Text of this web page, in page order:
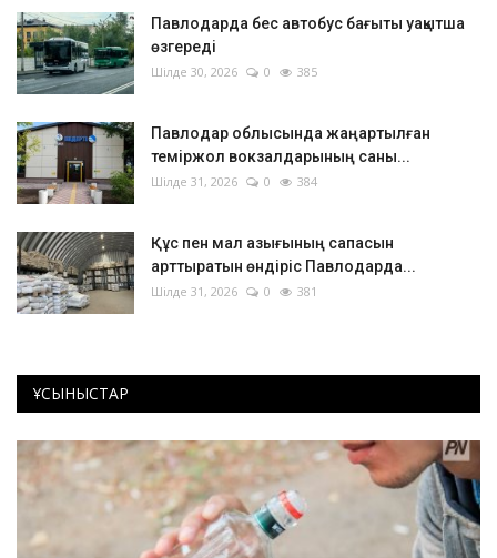
Павлодарда бес автобус бағыты уақытша
өзгереді
Шілде 30, 2026 0 385
Павлодар облысында жаңартылған
теміржол вокзалдарының саны...
Шілде 31, 2026 0 384
Құс пен мал азығының сапасын
арттыратын өндіріс Павлодарда...
Шілде 31, 2026 0 381
ҰСЫНЫСТАР